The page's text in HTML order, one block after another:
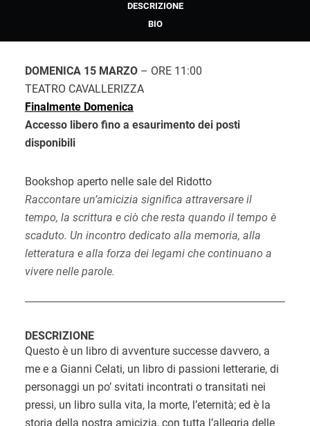
DESCRIZIONE
BIO
DOMENICA 15 MARZO – ORE 11:00
TEATRO CAVALLERIZZA
Finalmente Domenica
Accesso libero fino a esaurimento dei posti
disponibili
Bookshop aperto nelle sale del Ridotto
Raccontare un’amicizia significa attraversare il
tempo, la scrittura e ciò che resta quando il tempo è
scaduto. Un incontro dedicato alla memoria, alla
letteratura e alla forza dei legami che continuano a
vivere nelle parole.
DESCRIZIONE
Questo è un libro di avventure successe davvero, a
me e a Gianni Celati, un libro di passioni letterarie, di
personaggi un po’ svitati incontrati o transitati nei
pressi, un libro sulla vita, la morte, l’eternità; ed è la
storia della nostra amicizia, con tutta l’allegria delle